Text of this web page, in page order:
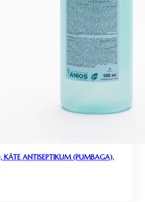
ANTISEPTIKUM (PUMBAGA),